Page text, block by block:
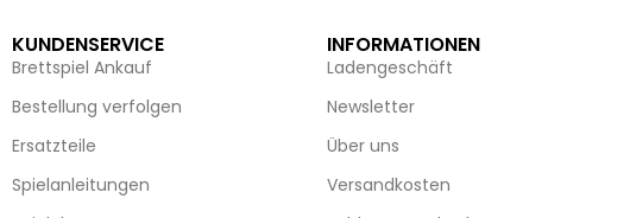
KUNDENSERVICE
Brettspiel Ankauf
Bestellung verfolgen
Ersatzteile
Spielanleitungen
INFORMATIONEN
Ladengeschäft
Newsletter
Über uns
Versandkosten